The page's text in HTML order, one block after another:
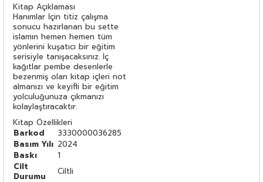
Kitap Açıklaması
Hanımlar İçin titiz çalışma
sonucu hazırlanan bu sette
islamın hemen hemen tüm
yönlerini kuşatıcı bir eğitim
serisiyle tanışacaksınız. İç
kağıtlar pembe desenlerle
bezenmiş olan kitap içleri not
almanızı ve keyifli bir eğitim
yolculuğunuza çıkmanızı
kolaylaştıracaktır.
Kitap Özellikleri
Barkod
3330000036285
Basım Yılı 2024
Baskı
1
Cilt
Durumu
Ciltli